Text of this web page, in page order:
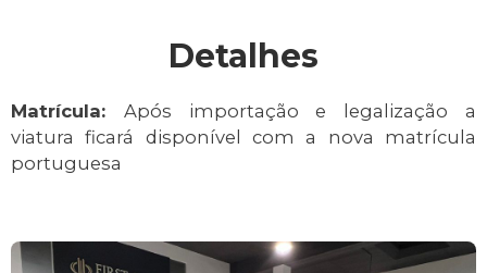
Detalhes
Matrícula: Após importação e legalização a
viatura ficará disponível com a nova matrícula
portuguesa